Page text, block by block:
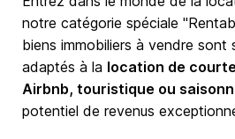
notre catégorie spéciale
biens immobiliers à vendre sont
adaptés à la location de
Airbnb, touristique ou
potentiel de revenus